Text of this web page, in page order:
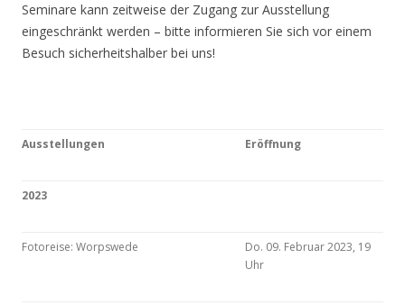
Seminare kann zeitweise der Zugang zur Ausstellung
eingeschränkt werden – bitte informieren Sie sich vor einem
Besuch sicherheitshalber bei uns!
Ausstellungen Eröffnung
2023
Fotoreise: Worpswede
Do. 09. Februar 2023, 19
Uhr